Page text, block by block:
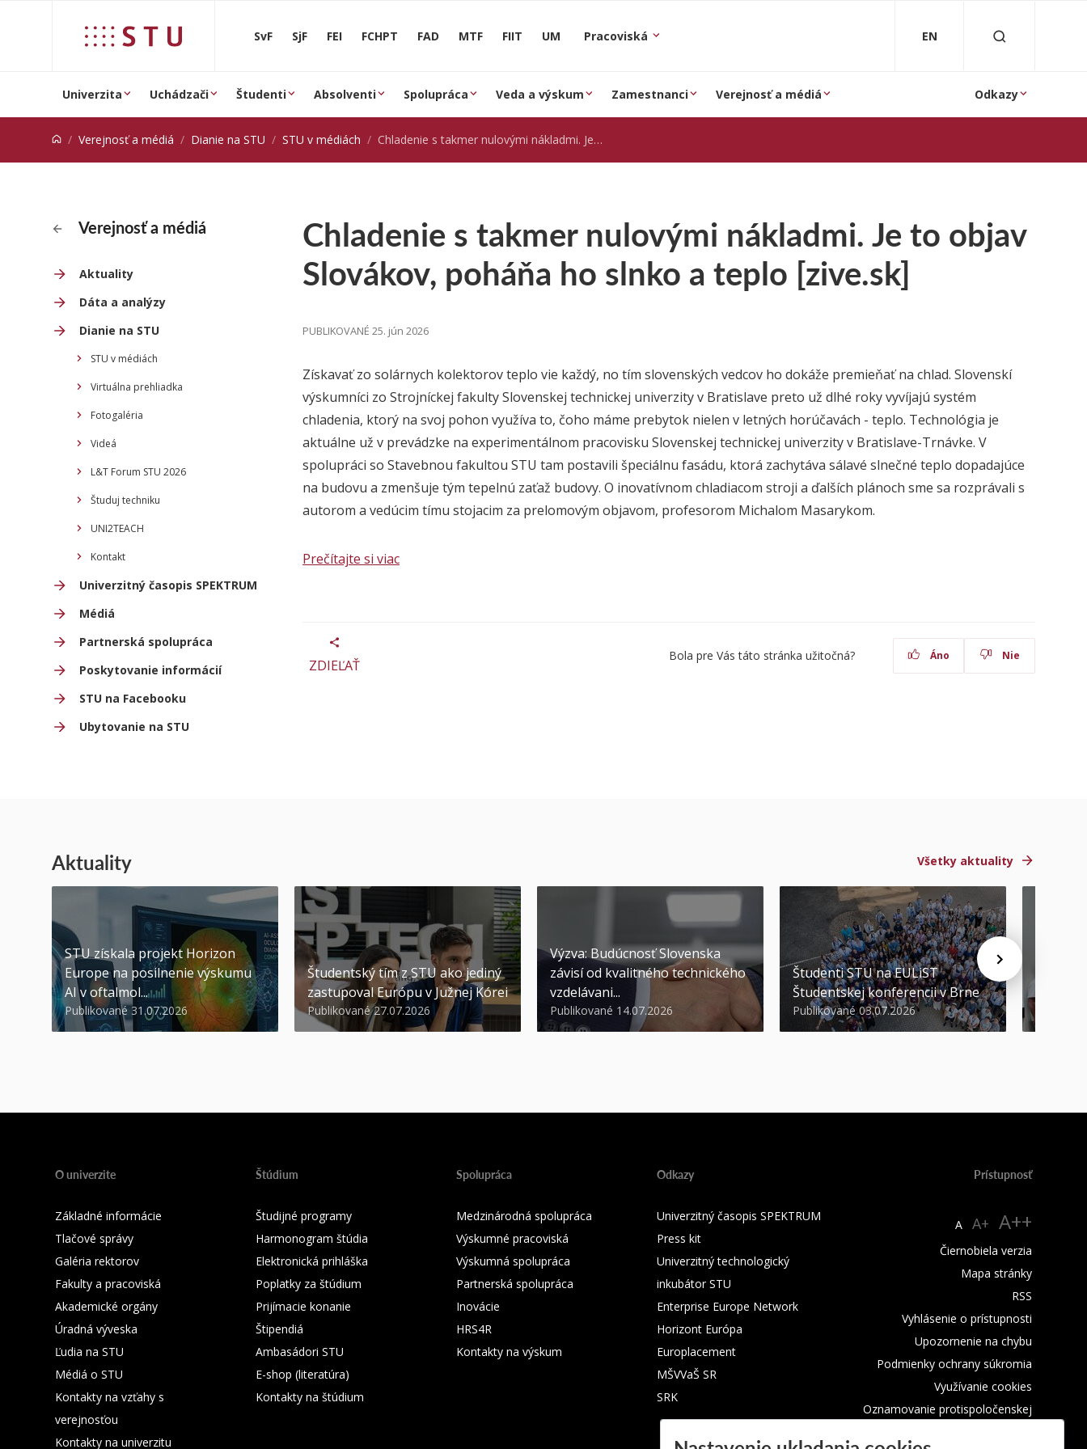
SvF SjF FEI FCHPT FAD MTF FIIT UM Pracoviská EN
Univerzita Uchádzači Študenti Absolventi Spolupráca Veda a výskum Zamestnanci Verejnosť a médiá Odkazy
Verejnosť a médiá Dianie na STU STU v médiách Chladenie s takmer nulovými nákladmi. Je to objav Slovákov, poháňa ho slnko a teplo [zive.sk]
Verejnosť a médiá
Aktuality
Dáta a analýzy
Dianie na STU
STU v médiách
Virtuálna prehliadka
Fotogaléria
Videá
L&T Forum STU 2026
Študuj techniku
UNI2TEACH
Kontakt
Univerzitný časopis SPEKTRUM
Médiá
Partnerská spolupráca
Poskytovanie informácií
STU na Facebooku
Ubytovanie na STU
Chladenie s takmer nulovými nákladmi. Je to objav
Slovákov, poháňa ho slnko a teplo [zive.sk]
PUBLIKOVANÉ 25. jún 2026
Získavať zo solárnych kolektorov teplo vie každý, no tím slovenských vedcov ho dokáže premieňať na chlad. Slovenskí
výskumníci zo Strojníckej fakulty Slovenskej technickej univerzity v Bratislave preto už dlhé roky vyvíjajú systém
chladenia, ktorý na svoj pohon využíva to, čoho máme prebytok nielen v letných horúčavách - teplo. Technológia je
aktuálne už v prevádzke na experimentálnom pracovisku Slovenskej technickej univerzity v Bratislave-Trnávke. V
spolupráci so Stavebnou fakultou STU tam postavili špeciálnu fasádu, ktorá zachytáva sálavé slnečné teplo dopadajúce
na budovu a zmenšuje tým tepelnú zaťaž budovy. O inovatívnom chladiacom stroji a ďalších plánoch sme sa rozprávali s
autorom a vedúcim tímu stojacim za prelomovým objavom, profesorom Michalom Masarykom.
Prečítajte si viac
ZDIEĽAŤ
Bola pre Vás táto stránka užitočná? Áno Nie
Aktuality Všetky aktuality
STU získala projekt Horizon
Europe na posilnenie výskumu
AI v oftalmol...
Publikované 31.07.2026
Študentský tím z STU ako jediný
zastupoval Európu v Južnej Kórei
Publikované 27.07.2026
Výzva: Budúcnosť Slovenska
závisí od kvalitného technického
vzdelávani...
Publikované 14.07.2026
Študenti STU na EULiST
Študentskej konferencii v Brne
Publikované 03.07.2026
O univerzite
Základné informácie
Tlačové správy
Galéria rektorov
Fakulty a pracoviská
Akademické orgány
Úradná výveska
Ľudia na STU
Médiá o STU
Kontakty na vzťahy s
verejnosťou
Kontakty na univerzitu
Štúdium
Študijné programy
Harmonogram štúdia
Elektronická prihláška
Poplatky za štúdium
Prijímacie konanie
Štipendiá
Ambasádori STU
E-shop (literatúra)
Kontakty na štúdium
Spolupráca
Medzinárodná spolupráca
Výskumné pracoviská
Výskumná spolupráca
Partnerská spolupráca
Inovácie
HRS4R
Kontakty na výskum
Odkazy
Univerzitný časopis SPEKTRUM
Press kit
Univerzitný technologický
inkubátor STU
Enterprise Europe Network
Horizont Európa
Europlacement
MŠVVaŠ SR
SRK
Prístupnosť
A A+ A++
Čiernobiela verzia
Mapa stránky
RSS
Vyhlásenie o prístupnosti
Upozornenie na chybu
Podmienky ochrany súkromia
Využívanie cookies
Oznamovanie protispoločenskej